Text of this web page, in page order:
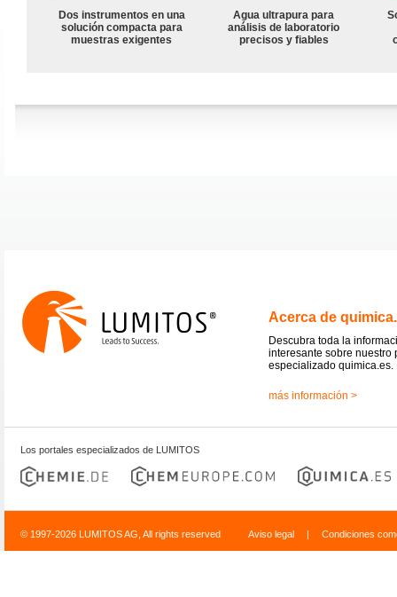
Dos instrumentos en una
solución compacta para
muestras exigentes
Agua ultrapura para
análisis de laboratorio
precisos y fiables
Acerca de
Descubra toda la
interesante sobre nuestro
especializado quimica.es.
más información >
Los portales especializados de LUMITOS
© 1997-2026 LUMITOS AG, All rights reserved Aviso legal | Condiciones